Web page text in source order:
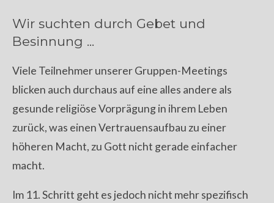
Wir suchten durch Gebet und
Besinnung ...
Viele Teilnehmer unserer Gruppen-Meetings
blicken auch durchaus auf eine alles andere als
gesunde religiöse Vorprägung in ihrem Leben
zurück, was einen Vertrauensaufbau zu einer
höheren Macht, zu Gott nicht gerade einfacher
macht.
Im 11. Schritt geht es jedoch nicht mehr spezifisch